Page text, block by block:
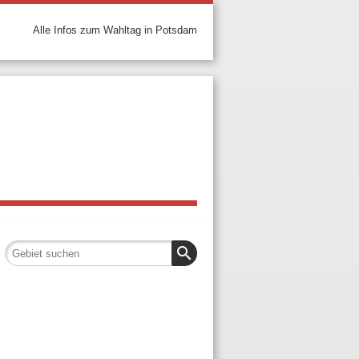
Alle Infos zum Wahltag in Potsdam
search